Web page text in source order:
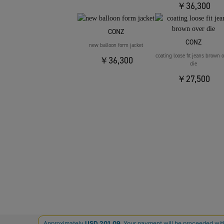
￥36,300
CONZ
new balloon form jacket
￥36,300
CONZ
coating loose fit jeans brown
die
￥27,500